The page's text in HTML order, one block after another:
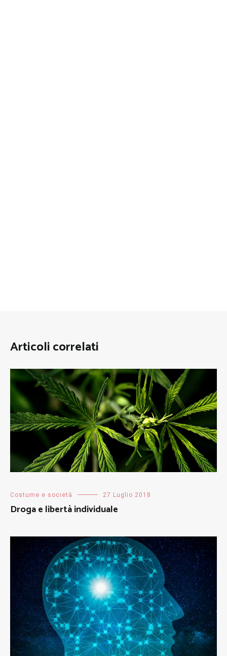
Articoli correlati
Costume e società 27 Luglio 2018
Droga e libertà individuale